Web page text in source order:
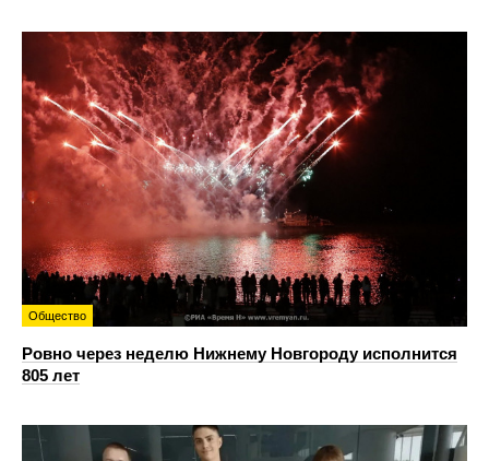
Общество
Ровно через неделю Нижнему Новгороду исполнится
805 лет